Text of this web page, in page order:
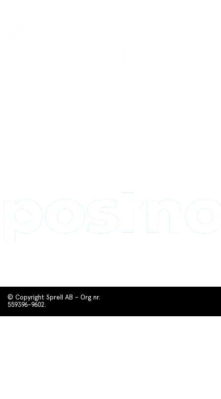
© Copyright Sprell AB - Org nr.
559396-9602.